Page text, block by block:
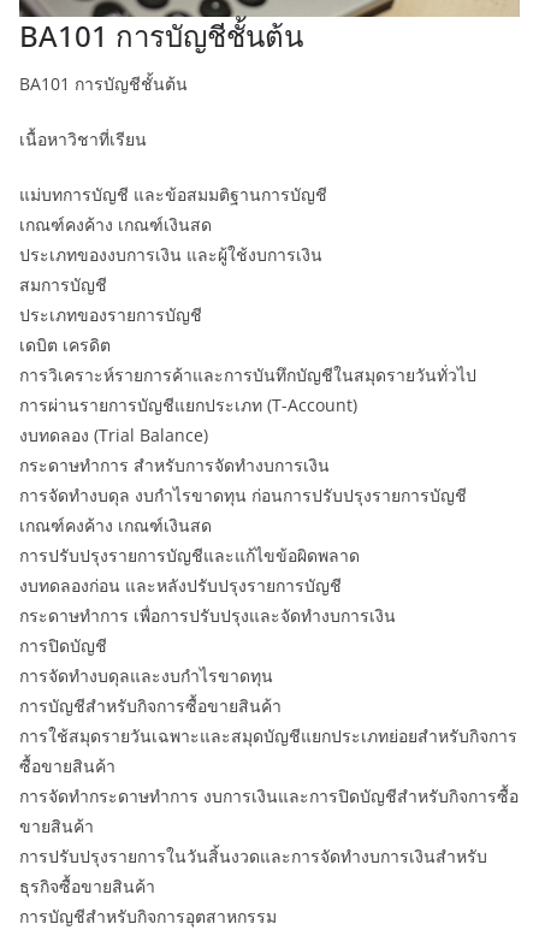
BA101 การบัญชีชั้นต้น
BA101 การบัญชีชั้นต้น
เนื้อหาวิชาที่เรียน
แม่บทการบัญชี และข้อสมมติฐานการบัญชี
เกณฑ์คงค้าง เกณฑ์เงินสด
ประเภทของงบการเงิน และผู้ใช้งบการเงิน
สมการบัญชี
ประเภทของรายการบัญชี
เดบิต เครดิต
การวิเคราะห์รายการค้าและการบันทึกบัญชีในสมุดรายวันทั่วไป
การผ่านรายการบัญชีแยกประเภท (T-Account)
งบทดลอง (Trial Balance)
กระดาษทำการ สำหรับการจัดทำงบการเงิน
การจัดทำงบดุล งบกำไรขาดทุน ก่อนการปรับปรุงรายการบัญชี
เกณฑ์คงค้าง เกณฑ์เงินสด
การปรับปรุงรายการบัญชีและแก้ไขข้อผิดพลาด
งบทดลองก่อน และหลังปรับปรุงรายการบัญชี
กระดาษทำการ เพื่อการปรับปรุงและจัดทำงบการเงิน
การปิดบัญชี
การจัดทำงบดุลและงบกำไรขาดทุน
การบัญชีสำหรับกิจการซื้อขายสินค้า
การใช้สมุดรายวันเฉพาะและสมุดบัญชีแยกประเภทย่อยสำหรับกิจการ
ซื้อขายสินค้า
การจัดทำกระดาษทำการ งบการเงินและการปิดบัญชีสำหรับกิจการซื้อ
ขายสินค้า
การปรับปรุงรายการในวันสิ้นงวดและการจัดทำงบการเงินสำหรับ
ธุรกิจซื้อขายสินค้า
การบัญชีสำหรับกิจการอุตสาหกรรม